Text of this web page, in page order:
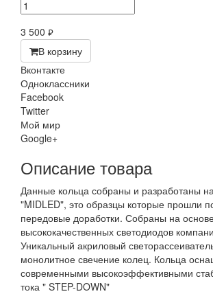
3 500 руб.
В корзину
Вконтакте
Одноклассники
Facebook
Twitter
Мой мир
Google+
Описание товара
Данные кольца собраны и разработаны
"MIDLED", это образцы которые прошли
передовые доработки. Собраны на
высококачественных светодиодов
Уникальный акриловый
монолитное свечение колец. Кольца
современными высокоэффективными
тока " STEP-DOWN"